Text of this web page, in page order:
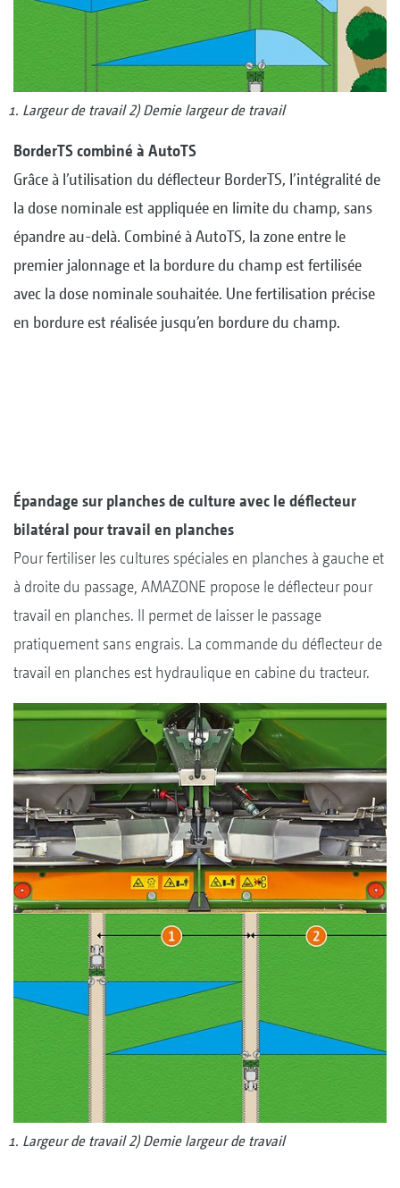
Largeur de travail 2) Demie largeur de travail
BorderTS combiné à AutoTS
Grâce à l’utilisation du déflecteur BorderTS, l’intégralité de
la dose nominale est appliquée en limite du champ, sans
épandre au-delà. Combiné à AutoTS, la zone entre le
premier jalonnage et la bordure du champ est fertilisée
avec la dose nominale souhaitée. Une fertilisation précise
en bordure est réalisée jusqu’en bordure du champ.
Épandage sur planches de culture avec le déflecteur
bilatéral pour travail en planches
Pour fertiliser les cultures spéciales en planches à gauche et
à droite du passage, AMAZONE propose le déflecteur pour
travail en planches. Il permet de laisser le passage
pratiquement sans engrais. La commande du déflecteur de
travail en planches est hydraulique en cabine du tracteur.
Largeur de travail 2) Demie largeur de travail